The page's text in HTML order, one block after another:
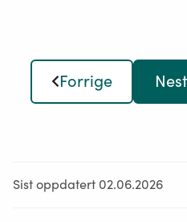
saksforberedelsen.
Forrige
Sist oppdatert 02.06.2026